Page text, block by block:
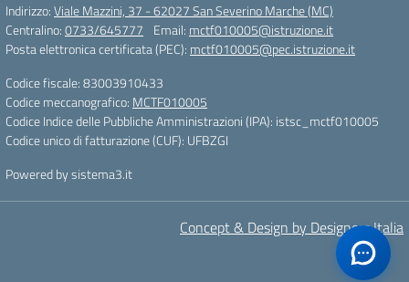
Indirizzo:Viale Mazzini, 37 - 62027 San Severino Marche (MC)
Centralino:0733/645777 Email: mctf010005@istruzione.it
Posta elettronica certificata (PEC): mctf010005@pec.istruzione.it
Codice fiscale: 83003910433
Codice meccanografico: MCTF010005
Codice Indice delle Pubbliche Amministrazioni (IPA): istsc_mctf010005
Codice unico di fatturazione (CUF): UFBZGI
Powered by sistema3.it
Concept & Design by Designers Italia